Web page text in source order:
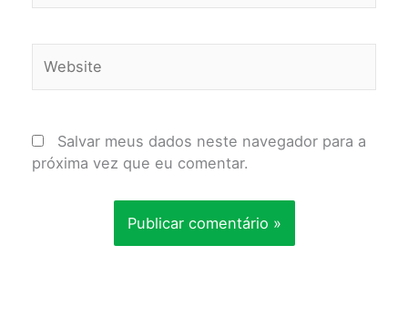
Salvar meus dados neste navegador para a
próxima vez que eu comentar.